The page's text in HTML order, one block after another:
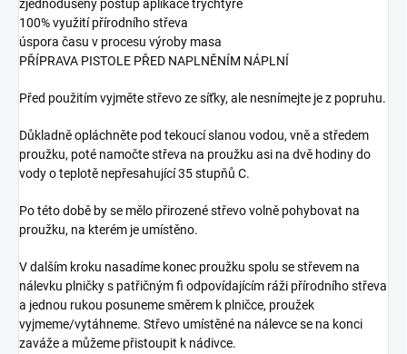
zjednodušený postup aplikace trychtýře
100% využití přírodního střeva
úspora času v procesu výroby masa
PŘÍPRAVA PISTOLE PŘED NAPLNĚNÍM NÁPLNÍ
Před použitím vyjměte střevo ze síťky, ale nesnímejte je z popruhu.
Důkladně opláchněte pod tekoucí slanou vodou, vně a středem
proužku, poté namočte střeva na proužku asi na dvě hodiny do
vody o teplotě nepřesahující 35 stupňů C.
Po této době by se mělo přirozené střevo volně pohybovat na
proužku, na kterém je umístěno.
V dalším kroku nasadíme konec proužku spolu se střevem na
nálevku plničky s patřičným fi odpovídajícím ráži přírodního střeva
a jednou rukou posuneme směrem k plničce, proužek
vyjmeme/vytáhneme. Střevo umístěné na nálevce se na konci
zaváže a můžeme přistoupit k nádivce.